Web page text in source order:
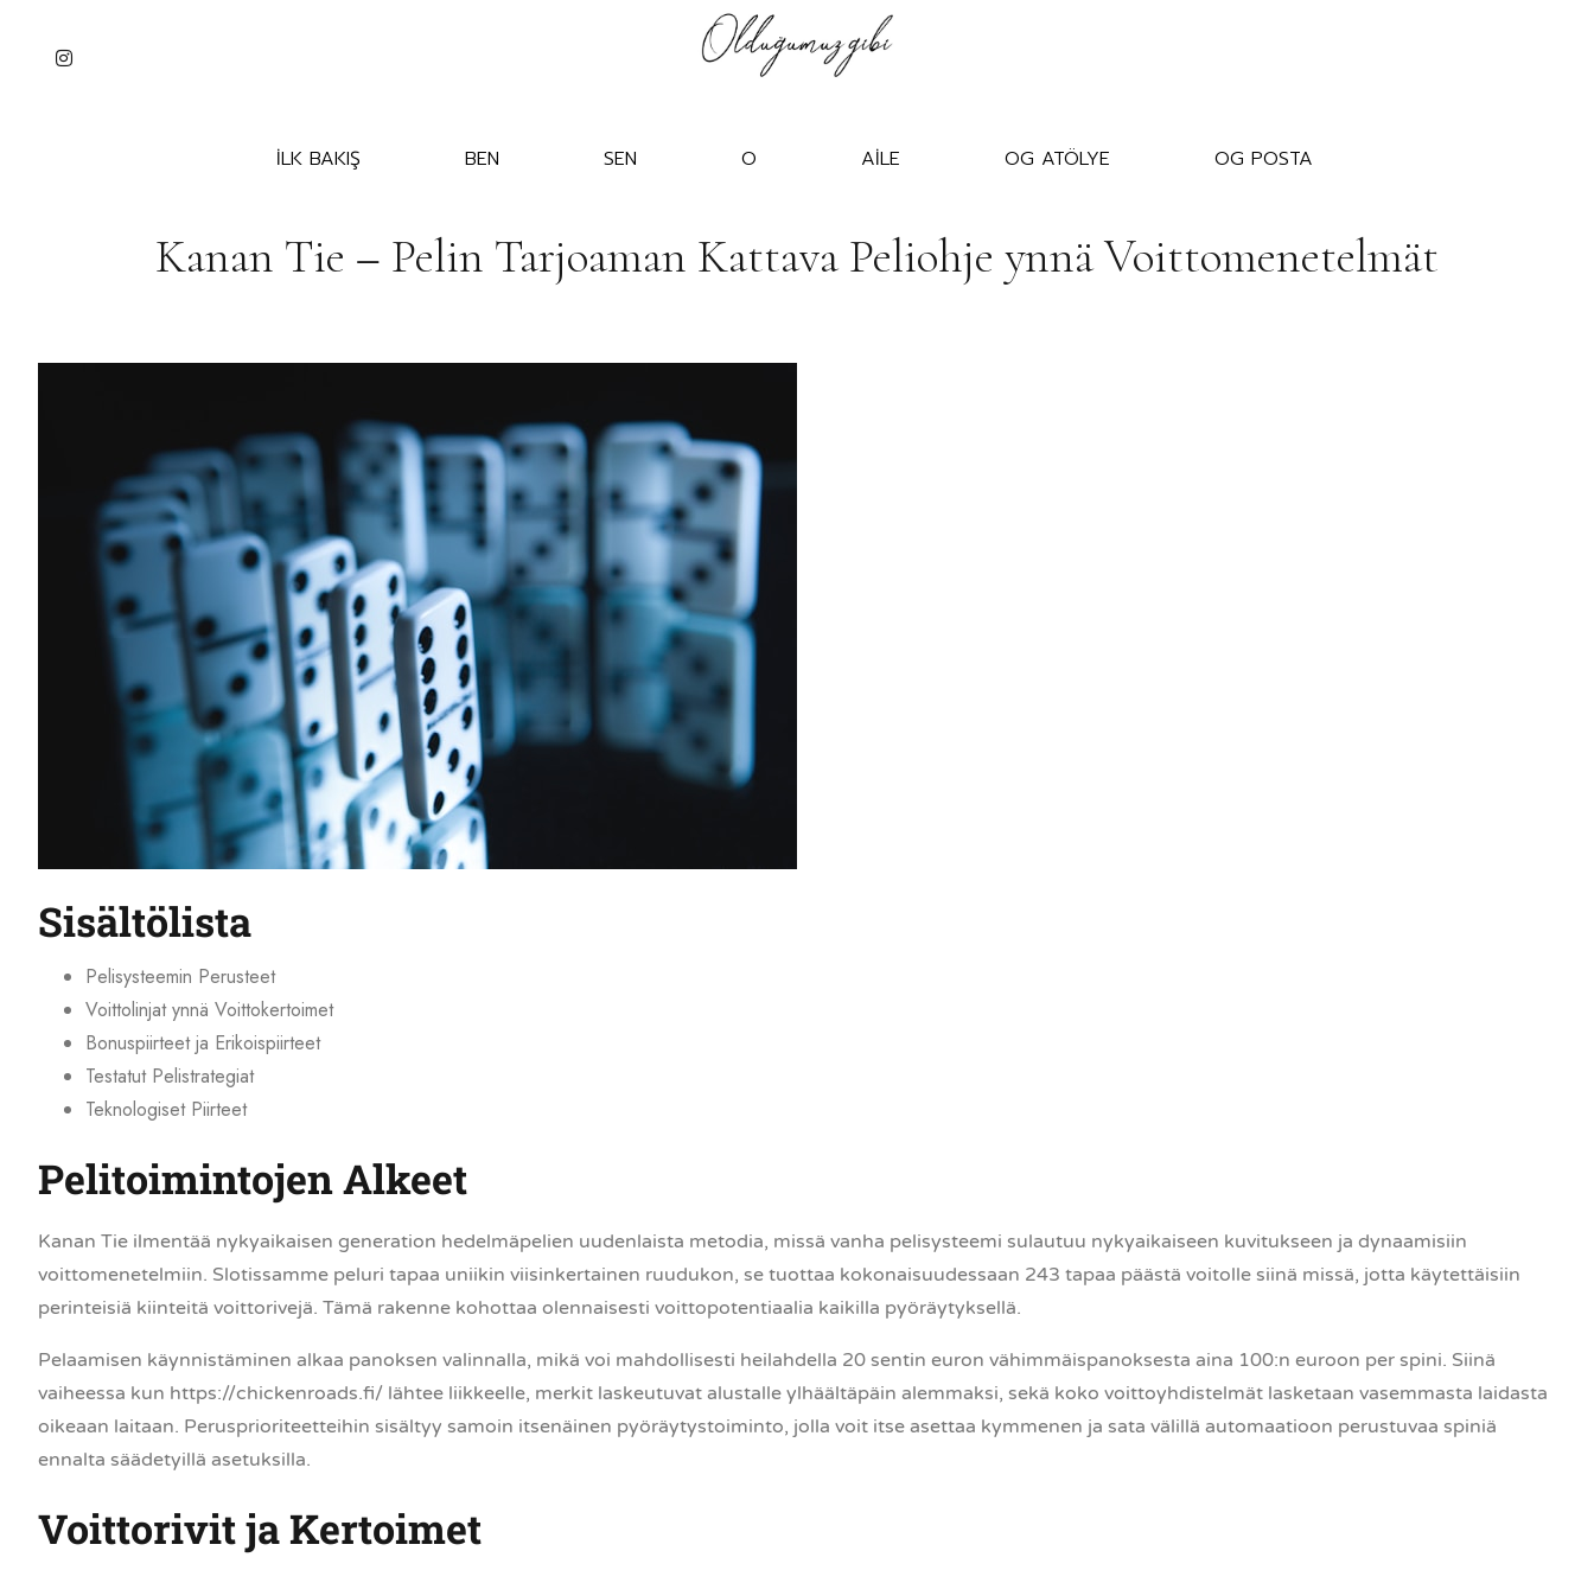
İLK BAKIŞ BEN SEN O AİLE OG ATÖLYE OG POSTA
Kanan Tie – Pelin Tarjoaman Kattava Peliohje ynnä Voittomenetelmät
Sisältölista
Pelisysteemin Perusteet
Voittolinjat ynnä Voittokertoimet
Bonuspiirteet ja Erikoispiirteet
Testatut Pelistrategiat
Teknologiset Piirteet
Pelitoimintojen Alkeet
Kanan Tie ilmentää nykyaikaisen generation hedelmäpelien uudenlaista metodia, missä vanha pelisysteemi sulautuu nykyaikaiseen kuvitukseen ja dynaamisiin
voittomenetelmiin. Slotissamme peluri tapaa uniikin viisinkertainen ruudukon, se tuottaa kokonaisuudessaan 243 tapaa päästä voitolle siinä missä, jotta käytettäisiin
perinteisiä kiinteitä voittorivejä. Tämä rakenne kohottaa olennaisesti voittopotentiaalia kaikilla pyöräytyksellä.
Pelaamisen käynnistäminen alkaa panoksen valinnalla, mikä voi mahdollisesti heilahdella 20 sentin euron vähimmäispanoksesta aina 100:n euroon per spini. Siinä
vaiheessa kun https://chickenroads.fi/ lähtee liikkeelle, merkit laskeutuvat alustalle ylhäältäpäin alemmaksi, sekä koko voittoyhdistelmät lasketaan vasemmasta laidasta
oikeaan laitaan. Perusprioriteetteihin sisältyy samoin itsenäinen pyöräytystoiminto, jolla voit itse asettaa kymmenen ja sata välillä automaatioon perustuvaa spiniä
ennalta säädetyillä asetuksilla.
Voittorivit ja Kertoimet